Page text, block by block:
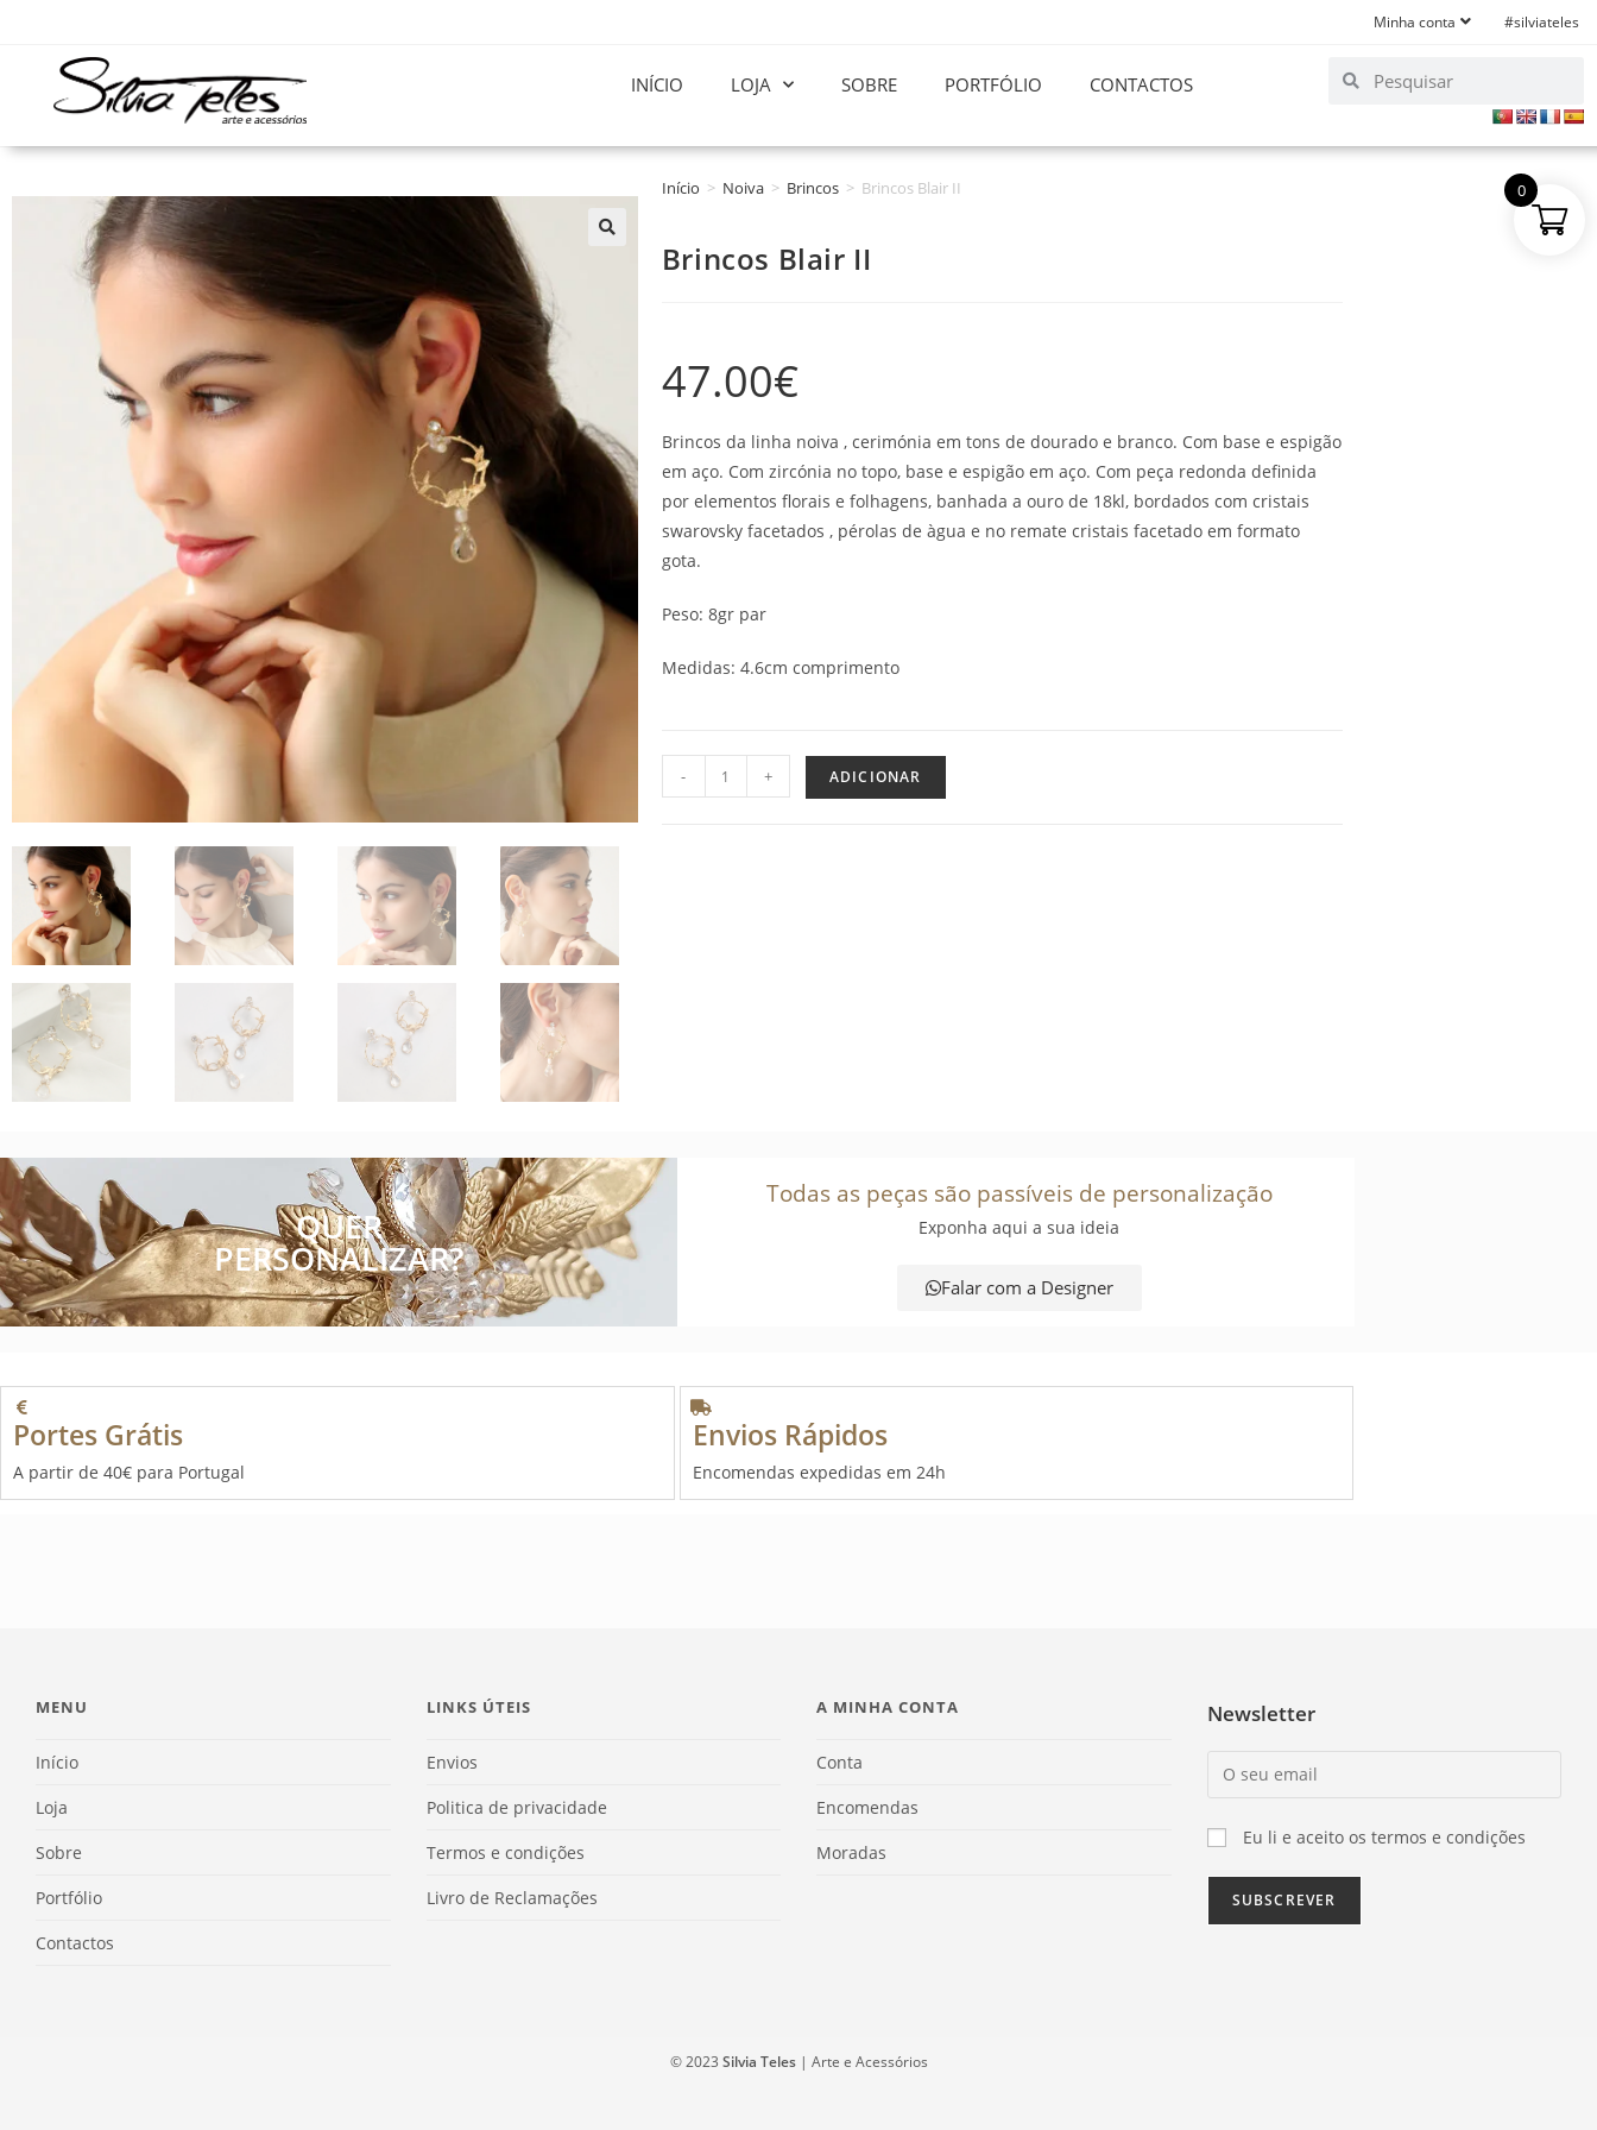
Minha conta #silviateles
INÍCIO LOJA SOBRE PORTFÓLIO CONTACTOS
Início > Noiva > Brincos > Brincos Blair II
Brincos Blair II
47.00€
Brincos da linha noiva , cerimónia em tons de dourado e branco. Com base e espigão
em aço. Com zircónia no topo, base e espigão em aço. Com peça redonda definida
por elementos florais e folhagens, banhada a ouro de 18kl, bordados com cristais
swarovsky facetados , pérolas de àgua e no remate cristais facetado em formato
gota.
Peso: 8gr par
Medidas: 4.6cm comprimento
- + ADICIONAR
QUER
PERSONALIZAR?
Todas as peças são passíveis de personalização
Exponha aqui a sua ideia
Falar com a Designer
Portes Grátis
A partir de 40€ para Portugal
Envios Rápidos
Encomendas expedidas em 24h
MENU
Início
Loja
Sobre
Portfólio
Contactos
LINKS ÚTEIS
Envios
Politica de privacidade
Termos e condições
Livro de Reclamações
A MINHA CONTA
Conta
Encomendas
Moradas
Newsletter
Eu li e aceito os termos e condições
© 2023 Silvia Teles| Arte e Acessórios
0